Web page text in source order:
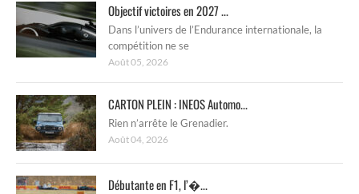
Objectif victoires en 2027 ...
Dans l’univers de l’Endurance internationale, la
compétition ne se
Août 05, 2026
CARTON PLEIN : INEOS Automo...
Rien n’arrête le Grenadier.
Août 04, 2026
Débutante en F1, l’�...